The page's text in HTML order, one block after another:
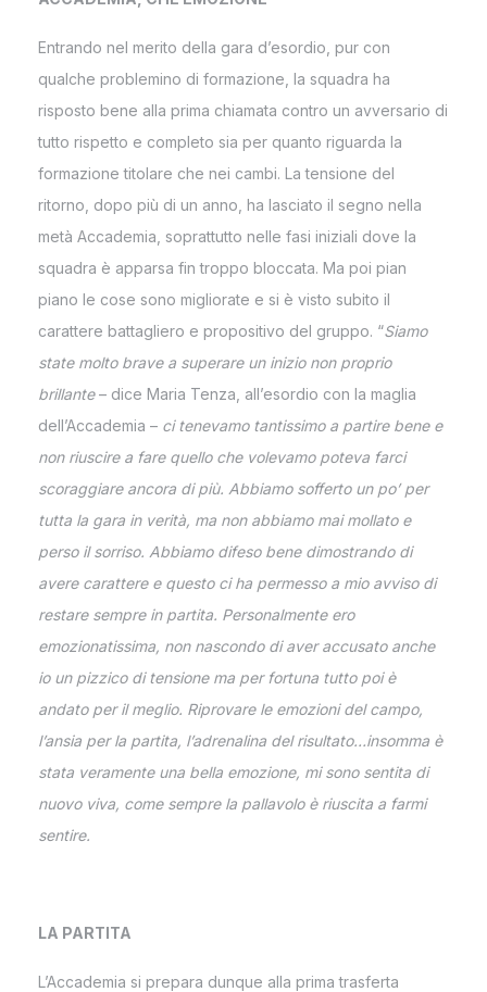
Entrando nel merito della gara d’esordio, pur con
qualche problemino di formazione, la squadra ha
risposto bene alla prima chiamata contro un avversario di
tutto rispetto e completo sia per quanto riguarda la
formazione titolare che nei cambi. La tensione del
ritorno, dopo più di un anno, ha lasciato il segno nella
metà Accademia, soprattutto nelle fasi iniziali dove la
squadra è apparsa fin troppo bloccata. Ma poi pian
piano le cose sono migliorate e si è visto subito il
carattere battagliero e propositivo del gruppo. “Siamo
state molto brave a superare un inizio non proprio
brillante– dice Maria Tenza, all’esordio con la maglia
dell’Accademia – ci tenevamo tantissimo a partire bene e
non riuscire a fare quello che volevamo poteva farci
scoraggiare ancora di più. Abbiamo sofferto un po’ per
tutta la gara in verità, ma non abbiamo mai mollato e
perso il sorriso. Abbiamo difeso bene dimostrando di
avere carattere e questo ci ha permesso a mio avviso di
restare sempre in partita. Personalmente ero
emozionatissima, non nascondo di aver accusato anche
io un pizzico di tensione ma per fortuna tutto poi è
andato per il meglio. Riprovare le emozioni del campo,
l’ansia per la partita, l’adrenalina del risultato…insomma è
stata veramente una bella emozione, mi sono sentita di
nuovo viva, come sempre la pallavolo è riuscita a farmi
sentire.
LA PARTITA
L’Accademia si prepara dunque alla prima trasferta